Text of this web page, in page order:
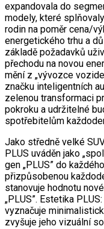
expandovala do
modely, které
rodin na poměr cena/
energetického trhu a
základě požadavků
přechodu na novou
mění z „vývozce
značku inteligentních
zelenou transformaci
pokroku a udržitelné
spotřebitelům
Jako středně velké
PLUS uváděn jako
gen „PLUS” do
přizpůsobenou
stanovuje hodnotu
„PLUS”. Estetika
vyznačuje
zvyšuje jeho vizuální